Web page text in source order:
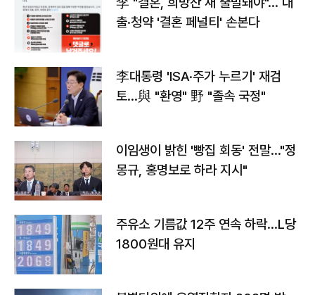
출·청약 '결혼 페널티' 손본다
李대통령 'ISA·주가 누르기' 재검
토…與 "환영" 野 "졸속 국정"
이임생이 밝힌 '빵집 회동' 전말…"정
몽규, 홍명보로 하라 지시"
주유소 기름값 12주 연속 하락…L당
1800원대 유지